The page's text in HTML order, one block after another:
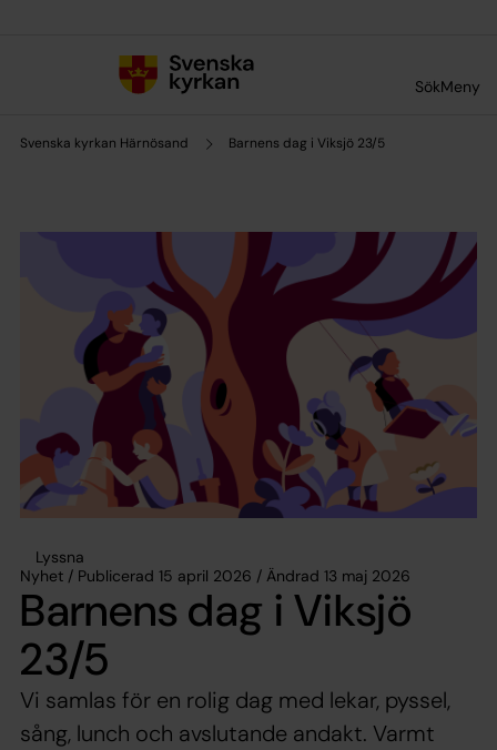
SökMeny
Svenska kyrkan Härnösand Barnens dag i Viksjö 23/5
Lyssna
Nyhet / Publicerad 15 april 2026 / Ändrad 13 maj 2026
Barnens dag i Viksjö
23/5
Vi samlas för en rolig dag med lekar, pyssel,
sång, lunch och avslutande andakt. Varmt